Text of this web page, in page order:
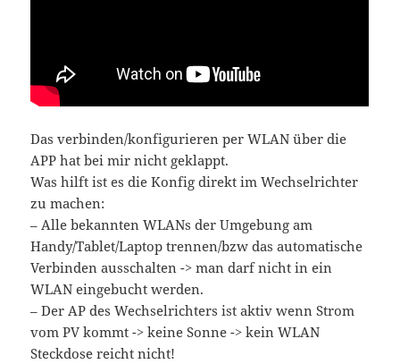
Das verbinden/konfigurieren per WLAN über die
APP hat bei mir nicht geklappt.
Was hilft ist es die Konfig direkt im Wechselrichter
zu machen:
– Alle bekannten WLANs der Umgebung am
Handy/Tablet/Laptop trennen/bzw das automatische
Verbinden ausschalten -> man darf nicht in ein
WLAN eingebucht werden.
– Der AP des Wechselrichters ist aktiv wenn Strom
vom PV kommt -> keine Sonne -> kein WLAN
Steckdose reicht nicht!